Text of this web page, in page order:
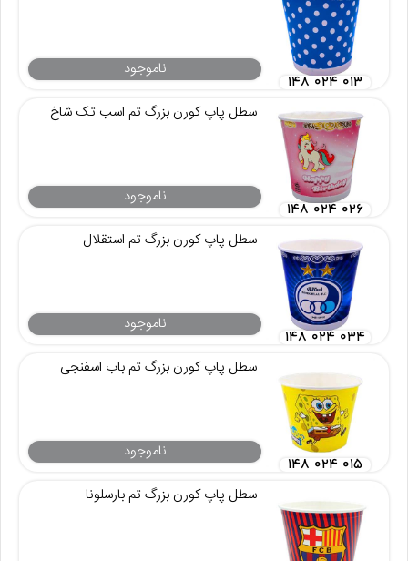
ناموجود
۱۴۸ ۰۲۴ ۰۱۳
سطل پاپ کورن بزرگ تم اسب تک شاخ
ناموجود
۱۴۸ ۰۲۴ ۰۲۶
سطل پاپ کورن بزرگ تم استقلال
ناموجود
۱۴۸ ۰۲۴ ۰۳۴
سطل پاپ کورن بزرگ تم باب اسفنجی
ناموجود
۱۴۸ ۰۲۴ ۰۱۵
سطل پاپ کورن بزرگ تم بارسلونا